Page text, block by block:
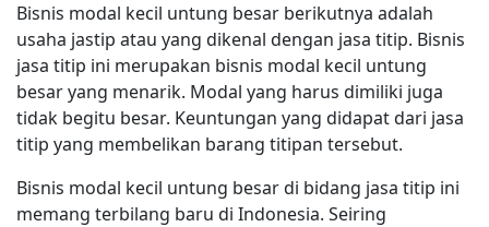
Bisnis modal kecil untung besar berikutnya adalah
usaha jastip atau yang dikenal dengan jasa titip. Bisnis
jasa titip ini merupakan bisnis modal kecil untung
besar yang menarik. Modal yang harus dimiliki juga
tidak begitu besar. Keuntungan yang didapat dari jasa
titip yang membelikan barang titipan tersebut.
Bisnis modal kecil untung besar di bidang jasa titip ini
memang terbilang baru di Indonesia. Seiring